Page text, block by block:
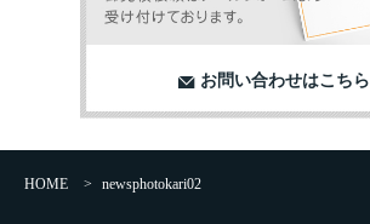
お問い合わせはこちら
HOME > newsphotokari02